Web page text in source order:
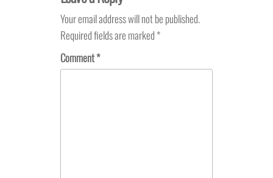
Your email address will not be published.
Required fields are marked*
Comment*